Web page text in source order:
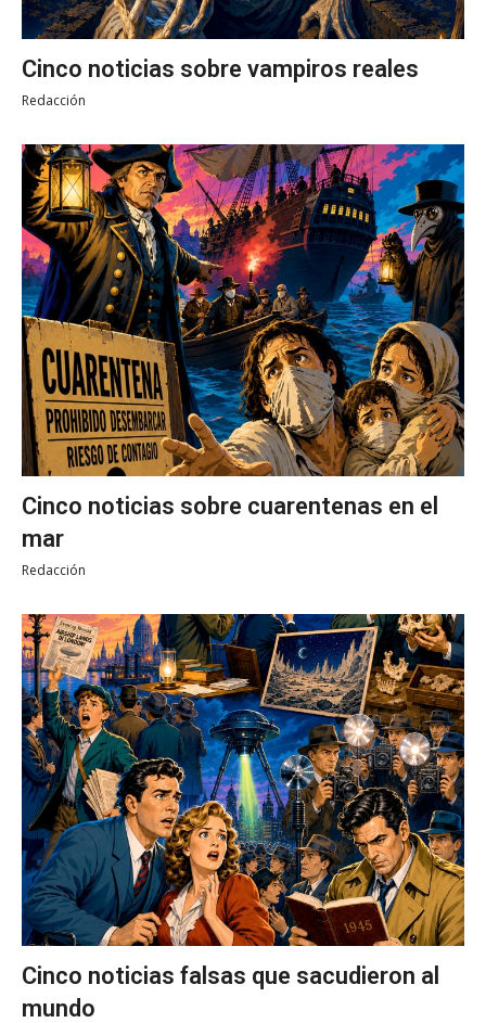
Cinco noticias sobre vampiros reales
Redacción
Cinco noticias sobre cuarentenas en el
mar
Redacción
Cinco noticias falsas que sacudieron al
mundo